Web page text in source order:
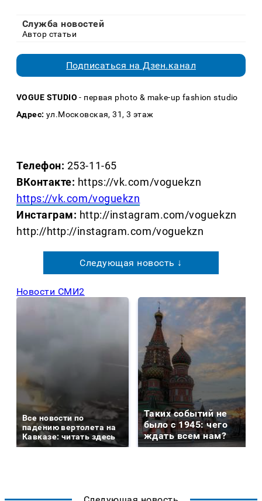
Служба новостей
Автор статьи
Подписаться на Дзен.канал
VOGUE STUDIO - первая photо & make-up fashion studio
Адрес: ул.Московская, 31, 3 этаж
Телефон: 253-11-65
ВКонтакте: https://vk.com/voguekzn
https://vk.com/voguekzn
Инстаграм: http://instagram.com/voguekzn
http://http://instagram.com/voguekzn
Следующая новость ↓
Новости СМИ2
Все новости по
падению вертолета на
Кавказе: читать здесь
Таких событий не
было с 1945: чего
ждать всем нам?